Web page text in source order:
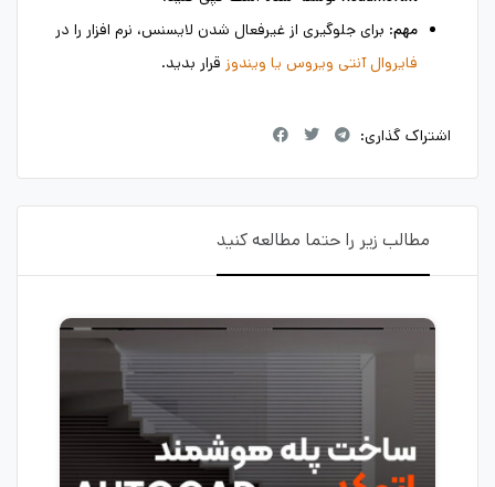
مهم: برای جلوگیری از غیرفعال شدن لایسنس، نرم افزار را در
فایروال آنتی ویروس یا ویندوز قرار بدید.
اشتراک گذاری:
مطالب زیر را حتما مطالعه کنید